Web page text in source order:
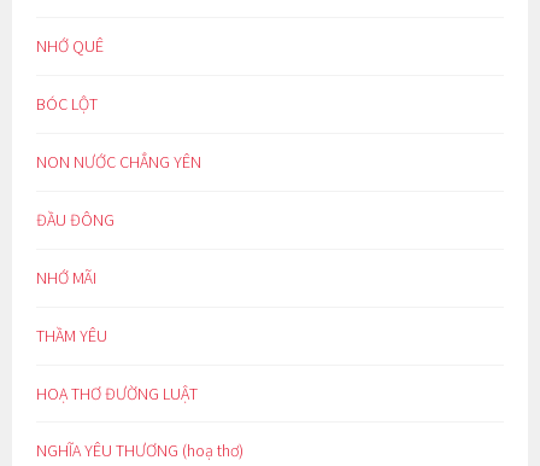
NHỚ QUÊ
BÓC LỘT
NON NƯỚC CHẲNG YÊN
ĐẦU ĐÔNG
NHỚ MÃI
THẦM YÊU
HOẠ THƠ ĐƯỜNG LUẬT
NGHĨA YÊU THƯƠNG (hoạ thơ)